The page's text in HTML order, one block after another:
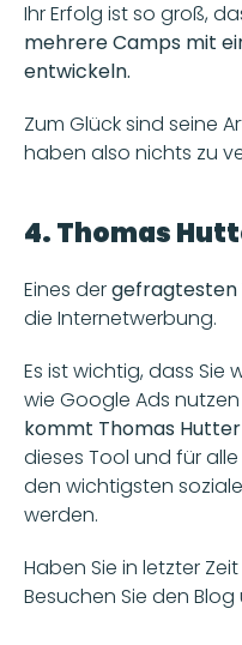
mehrere Camps mit
entwickeln.
Zum Glück sind seine
haben also nichts zu
4. Thomas
Eines der gefragtesten
die Internetwerbung.
Es ist wichtig, dass Sie
wie Google Ads
kommt Thomas Hutter
dieses Tool und für
den wichtigsten
werden.
Haben Sie in letzter
Besuchen Sie den